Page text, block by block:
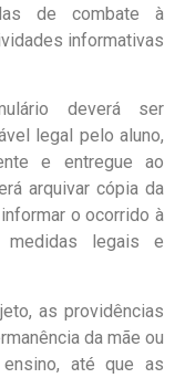
de combate à
informativas
deverá ser
legal pelo aluno,
e entregue ao
arquivar cópia da
o ocorrido à
legais e
as providências
da mãe ou
até que as